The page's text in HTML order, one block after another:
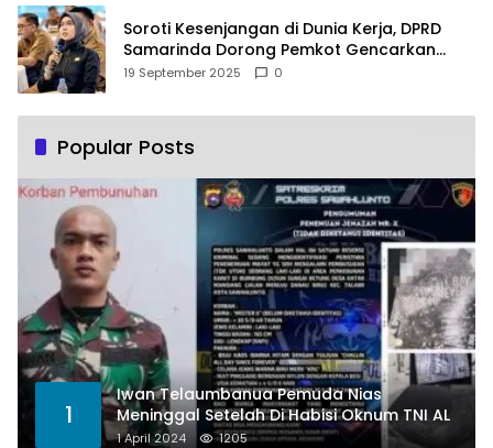
Soroti Kesenjangan di Dunia Kerja, DPRD
Samarinda Dorong Pemkot Gencarkan
Pemberdayaan Perempuan
19 September 2025 0
Popular Posts
1
Iwan Telaumbanua Pemuda Nias
Meninggal Setelah Di Habisi Oknum TNI AL
1 April 2024 1205